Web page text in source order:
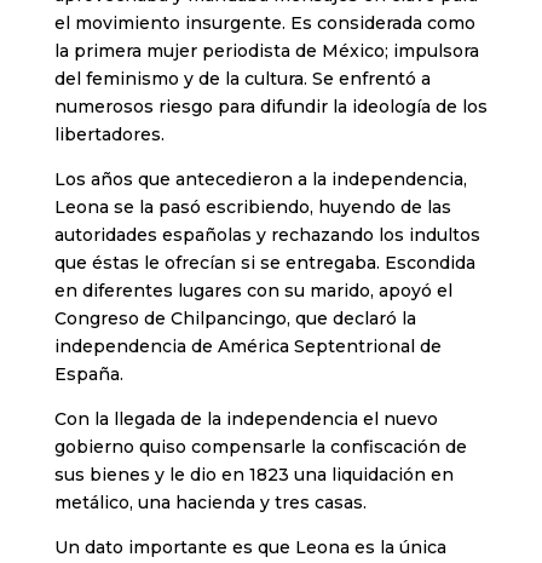
el movimiento insurgente. Es considerada como
la primera mujer periodista de México; impulsora
del feminismo y de la cultura. Se enfrentó a
numerosos riesgo para difundir la ideología de los
libertadores.
Los años que antecedieron a la independencia,
Leona se la pasó escribiendo, huyendo de las
autoridades españolas y rechazando los indultos
que éstas le ofrecían si se entregaba. Escondida
en diferentes lugares con su marido, apoyó el
Congreso de Chilpancingo, que declaró la
independencia de América Septentrional de
España.
Con la llegada de la independencia el nuevo
gobierno quiso compensarle la confiscación de
sus bienes y le dio en 1823 una liquidación en
metálico, una hacienda y tres casas.
Un dato importante es que Leona es la única